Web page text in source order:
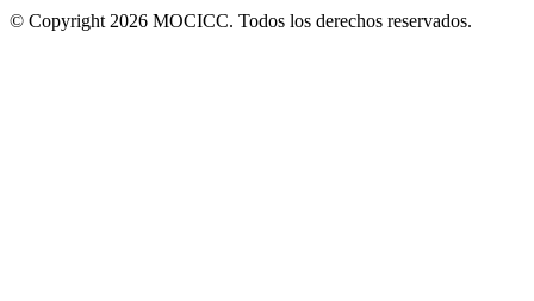
© Copyright 2026 MOCICC. Todos los derechos reservados.